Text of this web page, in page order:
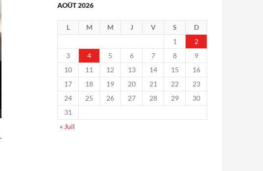
AOÛT 2026
L M M J V S
D
1
2
3
4 5 6 7 8
9
10
11 12 13 14 15
16
17
18 19 20 21 22
23
24
25 26 27 28 29
30
31
« Juil